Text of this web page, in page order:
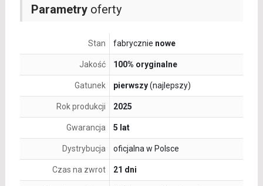
Parametryoferty
Stan fabrycznie nowe
Jakość 100% oryginalne
Gatunek pierwszy(najlepszy)
Rok produkcji 2025
Gwarancja 5 lat
Dystrybucja oficjalna w Polsce
Czas na zwrot 21 dni